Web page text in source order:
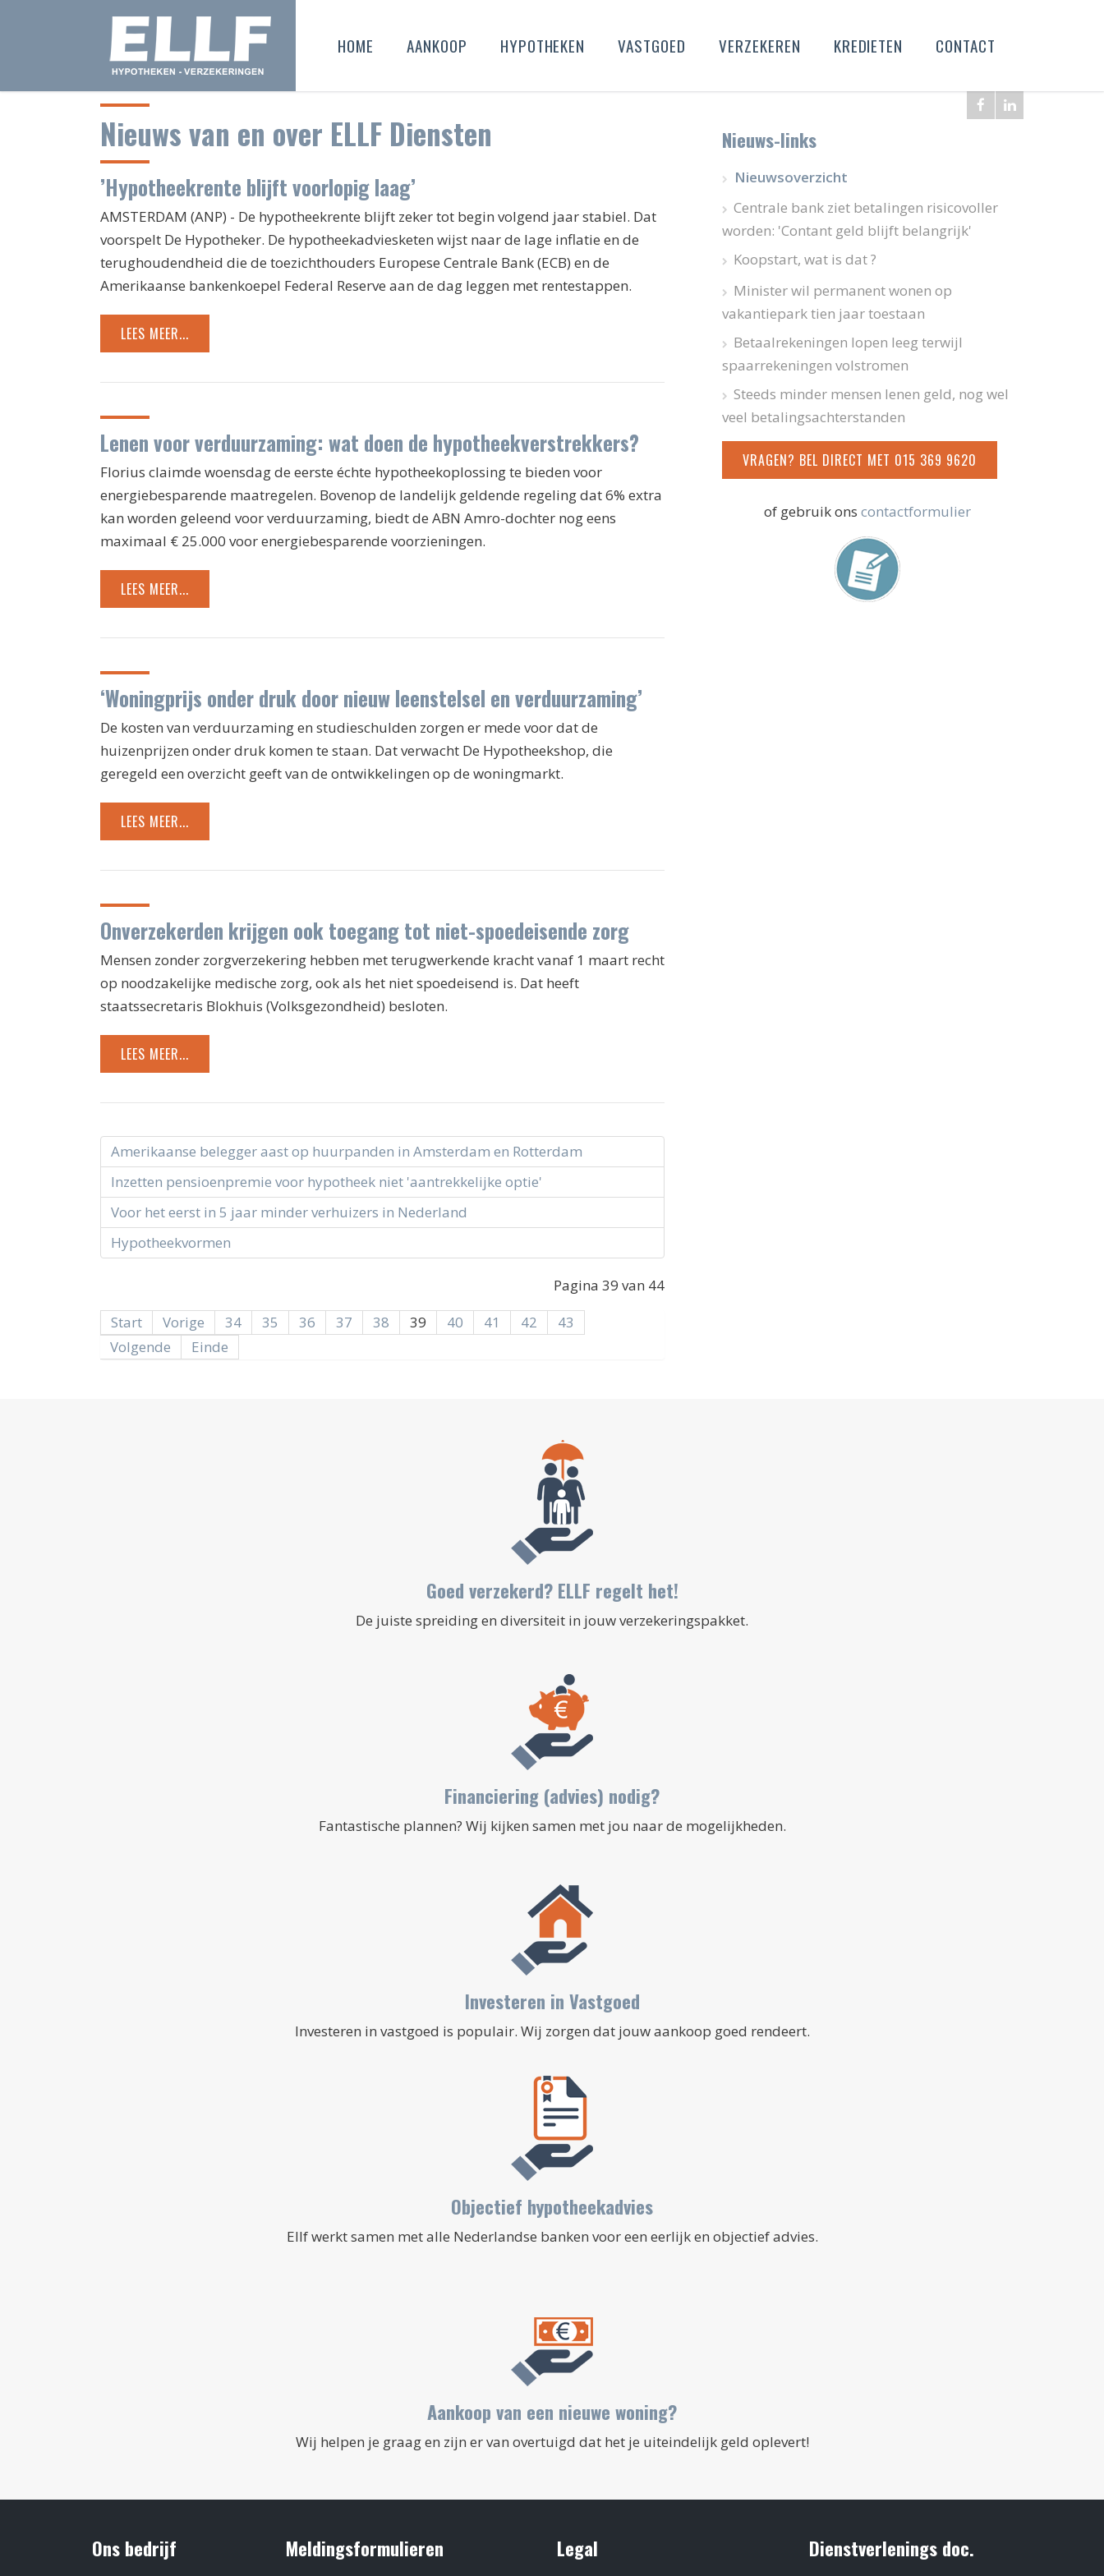
HOME AANKOOP HYPOTHEKEN VASTGOED VERZEKEREN KREDIETEN CONTACT
Nieuws-links
Nieuwsoverzicht
Centrale bank ziet betalingen risicovoller
worden: 'Contant geld blijft belangrijk'
Koopstart, wat is dat ?
Minister wil permanent wonen op
vakantiepark tien jaar toestaan
Betaalrekeningen lopen leeg terwijl
spaarrekeningen volstromen
Steeds minder mensen lenen geld, nog wel
veel betalingsachterstanden
VRAGEN? BEL DIRECT MET 015 369 9620
of gebruik ons contactformulier
Nieuws van en over ELLF Diensten
’Hypotheekrente blijft voorlopig laag’
AMSTERDAM (ANP) - De hypotheekrente blijft zeker tot begin volgend jaar stabiel. Dat
voorspelt De Hypotheker. De hypotheekadviesketen wijst naar de lage inflatie en de
terughoudendheid die de toezichthouders Europese Centrale Bank (ECB) en de
Amerikaanse bankenkoepel Federal Reserve aan de dag leggen met rentestappen.
LEES MEER...
Lenen voor verduurzaming: wat doen de hypotheekverstrekkers?
Florius claimde woensdag de eerste échte hypotheekoplossing te bieden voor
energiebesparende maatregelen. Bovenop de landelijk geldende regeling dat 6% extra
kan worden geleend voor verduurzaming, biedt de ABN Amro-dochter nog eens
maximaal € 25.000 voor energiebesparende voorzieningen.
LEES MEER...
‘Woningprijs onder druk door nieuw leenstelsel en verduurzaming’
De kosten van verduurzaming en studieschulden zorgen er mede voor dat de
huizenprijzen onder druk komen te staan. Dat verwacht De Hypotheekshop, die
geregeld een overzicht geeft van de ontwikkelingen op de woningmarkt.
LEES MEER...
Onverzekerden krijgen ook toegang tot niet-spoedeisende zorg
Mensen zonder zorgverzekering hebben met terugwerkende kracht vanaf 1 maart recht
op noodzakelijke medische zorg, ook als het niet spoedeisend is. Dat heeft
staatssecretaris Blokhuis (Volksgezondheid) besloten.
LEES MEER...
Amerikaanse belegger aast op huurpanden in Amsterdam en Rotterdam
Inzetten pensioenpremie voor hypotheek niet 'aantrekkelijke optie'
Voor het eerst in 5 jaar minder verhuizers in Nederland
Hypotheekvormen
Pagina 39 van 44
Start
Vorige 34 35 36 37 38 39 40 41 42
43
Volgende
Einde
Goed verzekerd? ELLF regelt het!
De juiste spreiding en diversiteit in jouw verzekeringspakket.
Financiering (advies) nodig?
Fantastische plannen? Wij kijken samen met jou naar de mogelijkheden.
Investeren in Vastgoed
Investeren in vastgoed is populair. Wij zorgen dat jouw aankoop goed rendeert.
Objectief hypotheekadvies
Ellf werkt samen met alle Nederlandse banken voor een eerlijk en objectief advies.
Aankoop van een nieuwe woning?
Wij helpen je graag en zijn er van overtuigd dat het je uiteindelijk geld oplevert!
Ons bedrijf Meldingsformulieren Legal Dienstverlenings doc.